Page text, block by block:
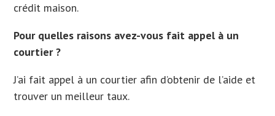
crédit maison.
Pour quelles raisons avez-vous fait appel à un
courtier ?
J’ai fait appel à un courtier afin d’obtenir de l’aide et
trouver un meilleur taux.